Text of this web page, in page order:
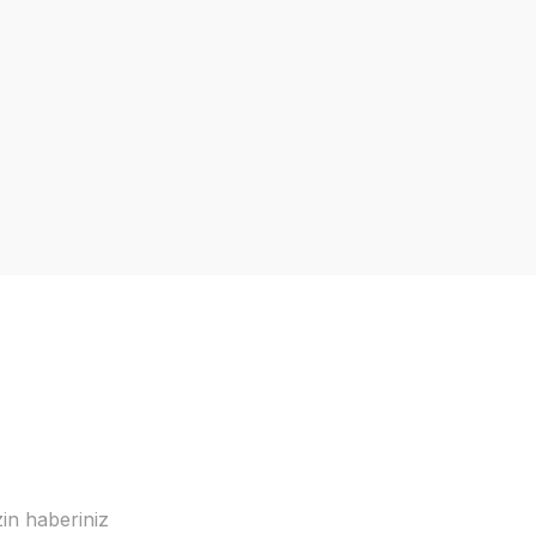
haberiniz